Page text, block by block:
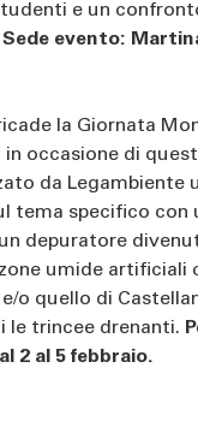
e un
Sede evento:
la Giornata
in occasione di
da Legambiente
tema specifico con
depuratore
umide artificiali
o quello di
le trincee drenanti.
2 al 5 febbraio.